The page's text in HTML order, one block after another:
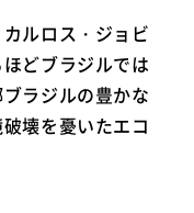
ルロス・ジョビ
どブラジルでは
ラジルの豊かな
壊を憂いたエコ